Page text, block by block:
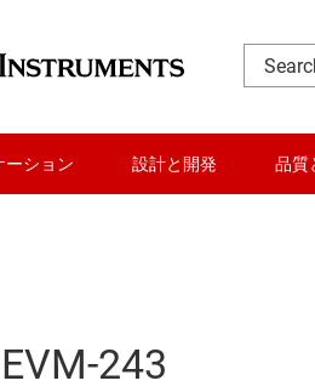
ーション 設計と開発 品質
243